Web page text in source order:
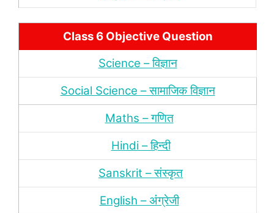
Class 6 Objective Question
Science – विज्ञान
Social Science – सामाजिक विज्ञान
Maths – गणित
Hindi – हिन्‍दी
Sanskrit – संस्‍कृत
English – अंंग्रेजी